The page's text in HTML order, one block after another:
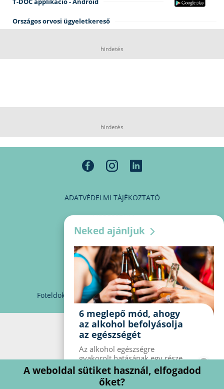
Országos orvosi ügyeletkereső
hirdetés
hirdetés
ADATVÉDELMI TÁJÉKOZTATÓ
IMPRESSZUM
MÉDIAAJÁNLAT
PARTNEREINK
KAPCSOLAT
Foteldoki info@foteldoki.hu Süti beállítások
Neked ajánljuk
6 meglepő mód, ahogy
az alkohol befolyásolja
az egészségét
Az alkohol egészségre
gyakorolt ​​hatásának egy része
jól ismert, mások azonban
meglepők lehetnek. Van hat
kevésbé ismert hatás, amelyet
A weboldal sütiket használ, elfogadod
őket?